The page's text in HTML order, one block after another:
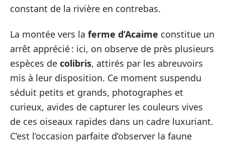
constant de la rivière en contrebas.
La montée vers la ferme d’Acaime constitue un
arrêt apprécié : ici, on observe de près plusieurs
espèces de colibris, attirés par les abreuvoirs
mis à leur disposition. Ce moment suspendu
séduit petits et grands, photographes et
curieux, avides de capturer les couleurs vives
de ces oiseaux rapides dans un cadre luxuriant.
C’est l’occasion parfaite d’observer la faune